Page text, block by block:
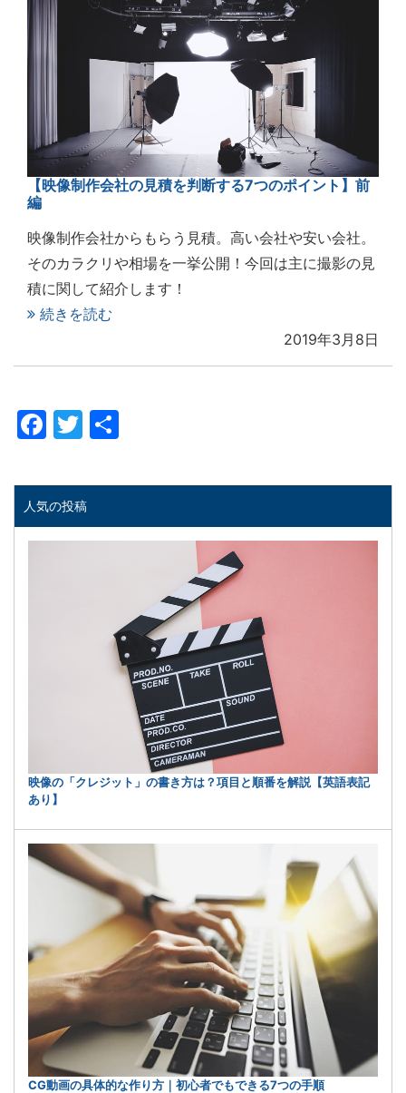
【映像制作会社の見積を判断する7つのポイント】前
編
映像制作会社からもらう見積。高い会社や安い会社。
そのカラクリや相場を一挙公開！今回は主に撮影の見
積に関して紹介します！
続きを読む
2019年3月8日
Facebook
Twitter
人気の投稿
映像の「クレジット」の書き方は？項目と順番を解説【英語表記
あり】
CG動画の具体的な作り方｜初心者でもできる7つの手順